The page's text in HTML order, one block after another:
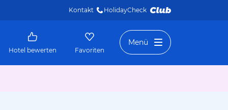
Kontakt HolidayCheck
Hotel bewerten Favoriten
Menü